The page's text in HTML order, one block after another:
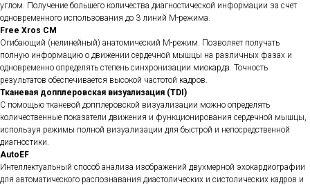
углом. Получение большего количества диагностической информации за счет
одновременного использования до 3 линий М-режима.
Free Xros CM
Огибающий (нелинейный) анатомический М-режим. Позволяет получать
полную информацию о движении сердечной мышцы на различных фазах и
одновременно определять степень синхронизации миокарда. Точность
результатов обеспечивается высокой частотой кадров.
Тканевая допплеровская визуализация (TDI)
С помощью тканевой допплеровской визуализации можно определять
количественные показатели движения и функционирования сердечной мышцы,
используя режимы полной визуализации для быстрой и непосредственной
диагностики.
AutoEF
Интеллектуальный способ анализа изображений двухмерной эхокардиографии
для автоматического распознавания диастолических и систолических кадров и